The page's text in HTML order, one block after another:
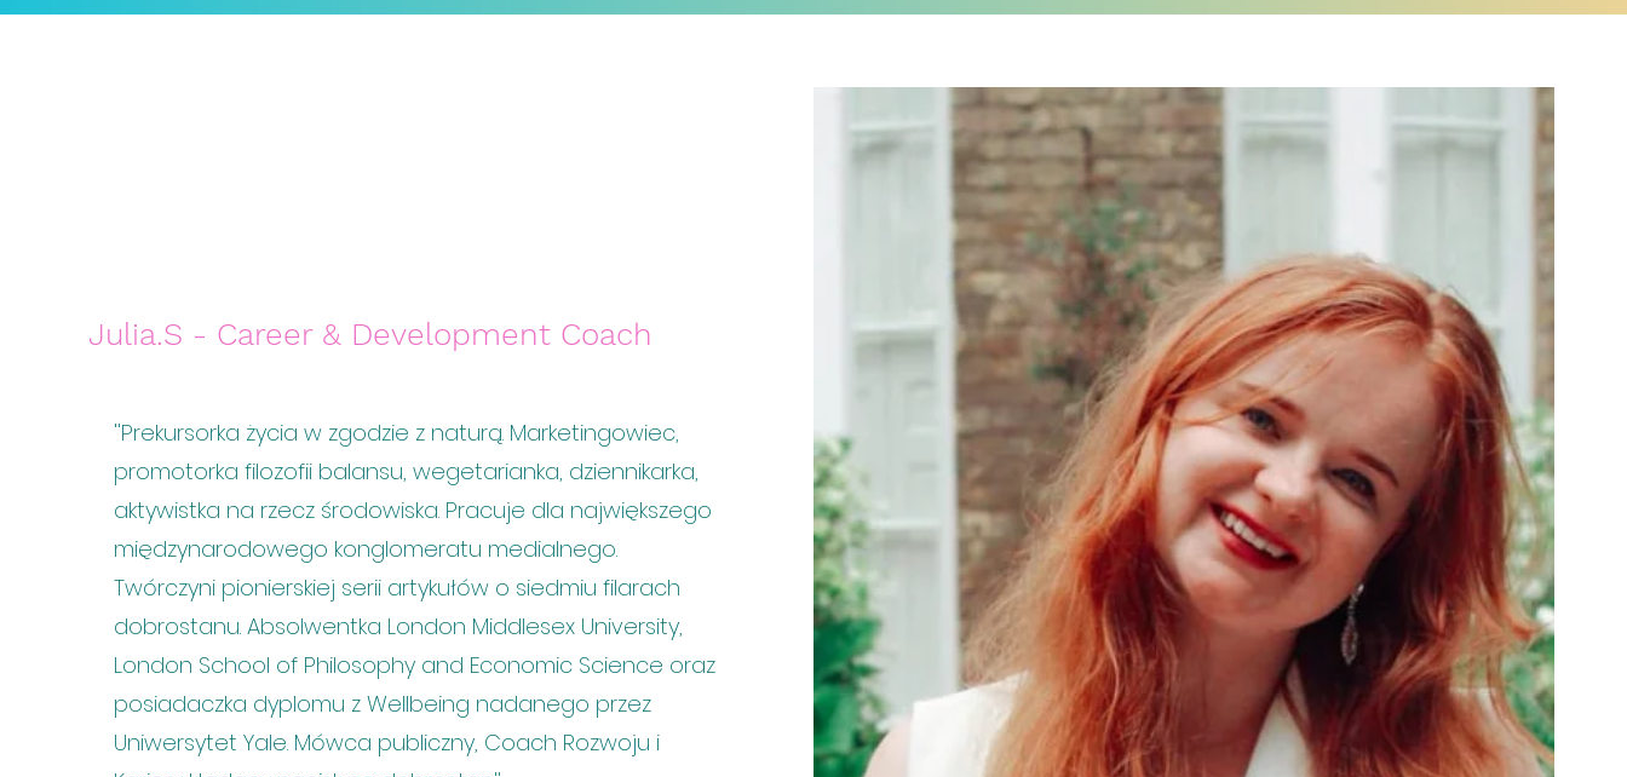
Welcome!
Julia.S - Career & Development Coach
''Prekursorka życia w zgodzie z naturą. Marketingowiec,
promotorka filozofii balansu, wegetarianka, dziennikarka,
aktywistka na rzecz środowiska. Pracuje dla największego
międzynarodowego konglomeratu medialnego.
Twórczyni pionierskiej serii artykułów o siedmiu filarach
dobrostanu. Absolwentka London Middlesex University,
London School of Philosophy and Economic Science oraz
posiadaczka dyplomu z Wellbeing nadanego przez
Uniwersytet Yale. Mówca publiczny, Coach Rozwoju i